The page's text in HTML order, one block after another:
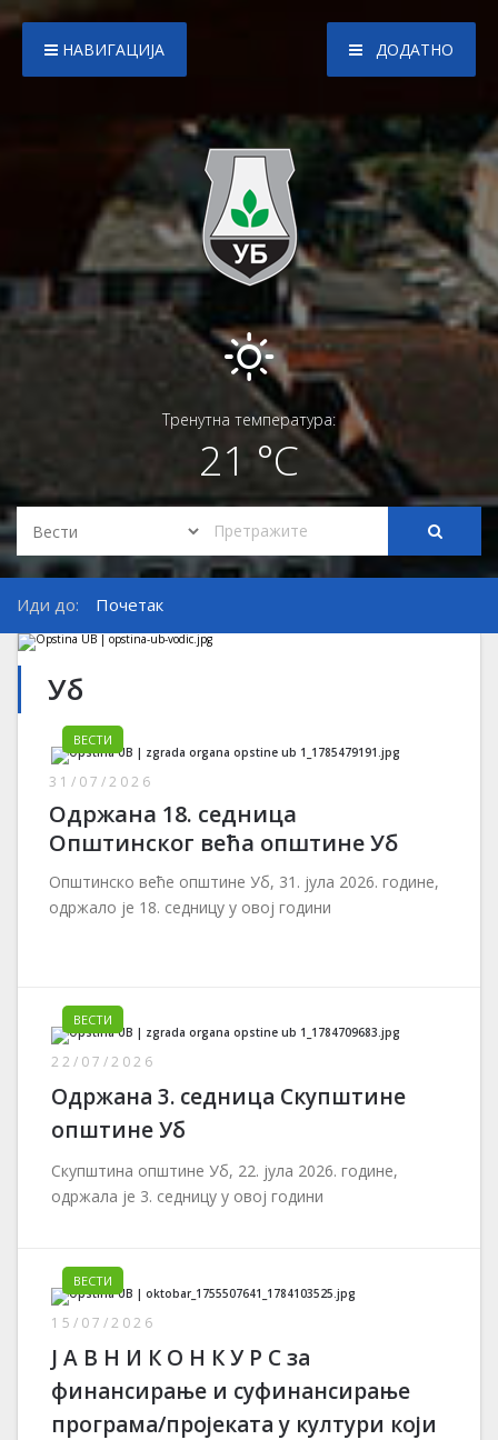
НАВИГАЦИЈА ДОДАТНО
Тренутна температура:
21 °C
Иди до: Почетак
Уб
ВЕСТИ
31/07/2026
Одржана 18. седница
Општинског већа општине Уб
Општинско веће општине Уб, 31. јула 2026. године,
одржало је 18. седницу у овој години
ВЕСТИ
22/07/2026
Одржана 3. седница Скупштине
општине Уб
Скупштина општине Уб, 22. јула 2026. године,
одржала је 3. седницу у овој години
ВЕСТИ
15/07/2026
Ј А В Н И К О Н К У Р С за
финансирање и суфинансирање
програма/пројеката у култури који